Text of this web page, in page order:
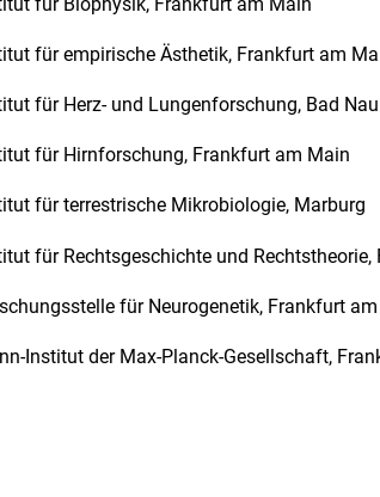
für empirische Ästhetik, Frankfurt am
für Herz- und Lungenforschung, Bad
für Hirnforschung, Frankfurt am Main
für terrestrische Mikrobiologie, Marburg
für Rechtsgeschichte und
für Neurogenetik, Frankfurt
Institut der Max-Planck-Gesellschaft,